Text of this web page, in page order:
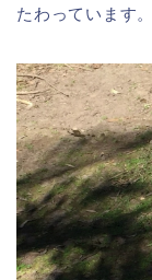
たわっています。